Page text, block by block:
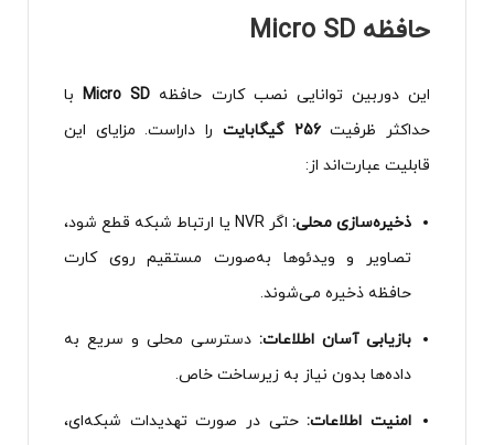
حافظه Micro SD
این دوربین توانایی نصب کارت حافظه Micro SDبا
حداکثر ظرفیت256 گیگابایت
را داراست. مزایای این
قابلیت عبارت‌اند از:
ذخیره‌سازی محلی:
اگر NVR یا ارتباط شبکه قطع شود،
تصاویر و ویدئوها به‌صورت مستقیم روی کارت
حافظه ذخیره می‌شوند.
بازیابی آسان اطلاعات: دسترسی محلی و سریع به
داده‌ها بدون نیاز به زیرساخت خاص.
امنیت اطلاعات:حتی در صورت تهدیدات شبکه‌ای،